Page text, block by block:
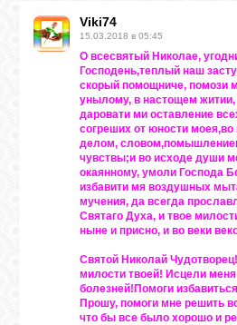
Viki74
15.03.2018 в 05:45
О всесвятый Николае,
Господень,теплый наш
скорый помощниче, помози
унылому, в настощем
даровати ми оставление
согреших от юности
делом,
чувствы;и во исходе души
окаянному, умоли Господа
избавити мя воздушных
мучения, да всегда
Святаго Духа, и твое
ныне и присно, и во веки
Святой Николай
милости твоей! Исцели
болезней!Помоги
Прошу, помоги мне решить
что бы все было хорошо и